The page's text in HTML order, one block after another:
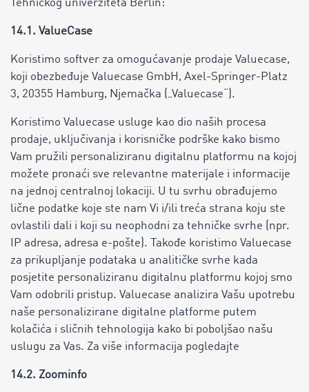
Tehničkog univerziteta Berlin:
14.1. ValueCase
Koristimo softver za omogućavanje prodaje Valuecase,
koji obezbeđuje Valuecase GmbH, Axel-Springer-Platz
3, 20355 Hamburg, Njemačka („Valuecase“).
Koristimo Valuecase usluge kao dio naših procesa
prodaje, uključivanja i korisničke podrške kako bismo
Vam pružili personaliziranu digitalnu platformu na kojoj
možete pronaći sve relevantne materijale i informacije
na jednoj centralnoj lokaciji. U tu svrhu obrađujemo
lične podatke koje ste nam Vi i/ili treća strana koju ste
ovlastili dali i koji su neophodni za tehničke svrhe (npr.
IP adresa, adresa e-pošte). Takođe koristimo Valuecase
za prikupljanje podataka u analitičke svrhe kada
posjetite personaliziranu digitalnu platformu kojoj smo
Vam odobrili pristup. Valuecase analizira Vašu upotrebu
naše personalizirane digitalne platforme putem
kolačića i sličnih tehnologija kako bi poboljšao našu
uslugu za Vas. Za više informacija pogledajte
14.2. Zoominfo